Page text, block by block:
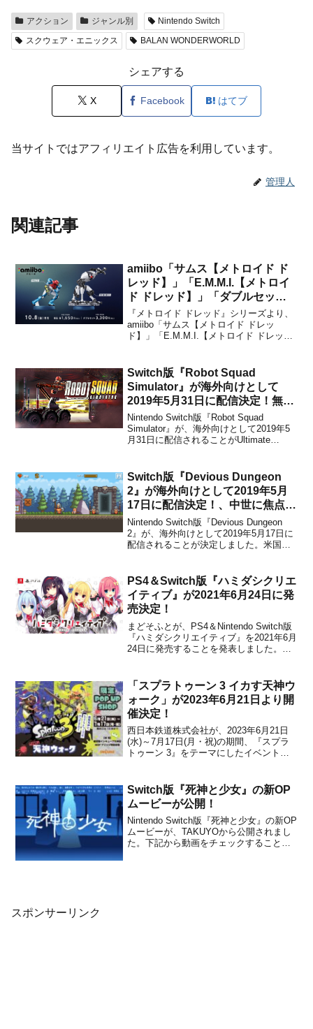
アクション ジャンル別
Nintendo Switch
スクウェア・エニックス
BALAN WONDERWORLD
シェアする
X Facebook はてブ
当サイトではアフィリエイト広告を利用しています。
管理人
関連記事
amiibo「サムス【メトロイド ド
レッド】」「E.M.M.I.【メトロイ
ド ドレッド】」「ダブルセット
【サムス/E.M.M.I.】」の予約が開
始！
『メトロイド ドレッド』シリーズより、
amiibo「サムス【メトロイド ドレッ
ド】」「E.M.M.I.【メトロイド ドレッ
される予定です。販売価格は単品が1,650
円(税込)で、ダブルセットが3,300...
Switch版『Robot Squad
Simulator』が海外向けとして
2019年5月31日に配信決定！無人
ロボットシミュレーターゲーム
Nintendo Switch版『Robot Squad
Simulator』が、海外向けとして2019年5
月31日に配信されることがUltimate
す。本作は、Bit Golem Gamesによ...
Switch版『Devious Dungeon
2』が海外向けとして2019年5月
17日に配信決定！、中世に焦点を
当てたアクションプラットフォー
マータイトル
Nintendo Switch版『Devious Dungeon
2』が、海外向けとして2019年5月17日に
配信されることが決定しました。米国で
『Devious Dungeon』の続編となる、中
世に...
PS4＆Switch版『ハミダシクリエ
イティブ』が2021年6月24日に発
売決定！
まどそふとが、PS4＆Nintendo Switch版
『ハミダシクリエイティブ』を2021年6月
24日に発売することを発表しました。本
園恋愛ADV『ハミダシクリエイティブ』
の家庭用移植版です。情報源：...
「スプラトゥーン 3 イカす天神ウ
ォーク」が2023年6月21日より開
催決定！
西日本鉄道株式会社が、2023年6月21日
(水)～7月17日(月・祝)の期間、『スプラ
トゥーン 3』をテーマにしたイベント
せ！～」を開催することを発表しまし
た。本イベントは、福岡県福岡市・天神
エリアを...
Switch版『死神と少女』の新OP
ムービーが公開！
Nintendo Switch版『死神と少女』の新OP
ムービーが、TAKUYOから公開されまし
た。下記から動画をチェックすることが
スポンサーリンク